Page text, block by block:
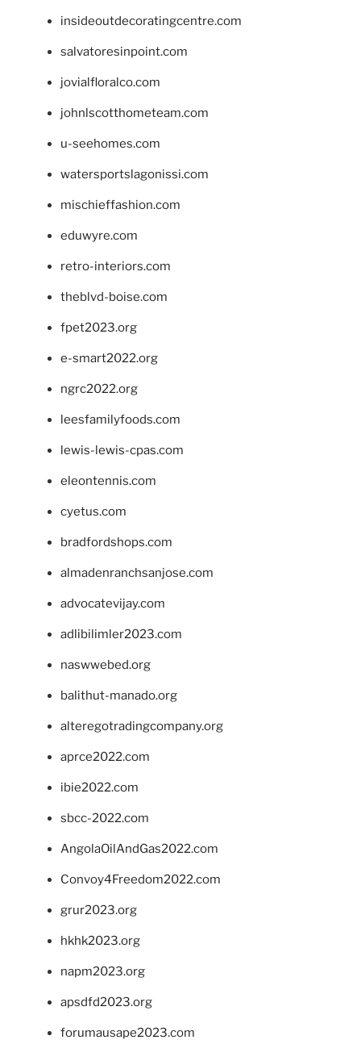
insideoutdecoratingcentre.com
salvatoresinpoint.com
jovialfloralco.com
johnlscotthometeam.com
u-seehomes.com
watersportslagonissi.com
mischieffashion.com
eduwyre.com
retro-interiors.com
theblvd-boise.com
fpet2023.org
e-smart2022.org
ngrc2022.org
leesfamilyfoods.com
lewis-lewis-cpas.com
eleontennis.com
cyetus.com
bradfordshops.com
almadenranchsanjose.com
advocatevijay.com
adlibilimler2023.com
naswwebed.org
balithut-manado.org
alteregotradingcompany.org
aprce2022.com
ibie2022.com
sbcc-2022.com
AngolaOilAndGas2022.com
Convoy4Freedom2022.com
grur2023.org
hkhk2023.org
napm2023.org
apsdfd2023.org
forumausape2023.com